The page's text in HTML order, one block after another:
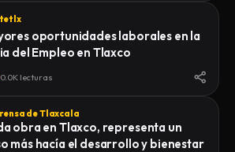
oportunidades laborales en la
del Empleo en Tlaxco
0.0K lecturas
de Tlaxcala
obra en Tlaxco, representa un
más hacía el desarrollo y bienestar